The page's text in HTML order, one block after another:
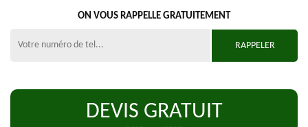
ON VOUS RAPPELLE GRATUITEMENT
DEVIS GRATUIT